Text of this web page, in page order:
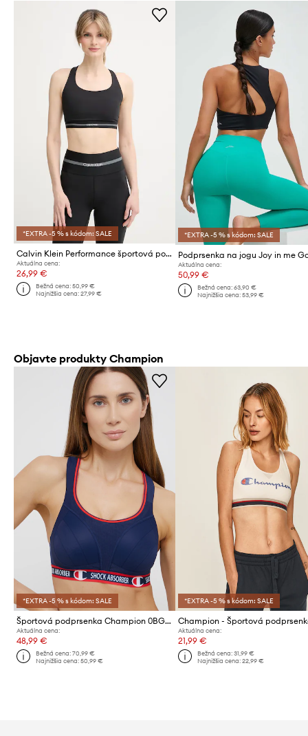
*EXTRA -5 % s kódom: SALE
Calvin Klein Performance športová podprsenka
Aktuálna cena:
26,99 €
Bežná cena:50,99 €
Najnižšia cena:27,99 €
*EXTRA -5 % s kódom: SALE
Aktuálna cena:
50,99 €
Bežná cena: 63,90 €
Najnižšia cena: 53,99 €
Objavte produkty Champion
*EXTRA -5 % s kódom: SALE
Športová podprsenka Champion 0BGB
Aktuálna cena:
48,99 €
Bežná cena:70,99 €
Najnižšia cena:50,99 €
*EXTRA -5 % s kódom: SALE
Aktuálna cena:
21,99 €
Bežná cena: 31,99 €
Najnižšia cena: 22,99 €